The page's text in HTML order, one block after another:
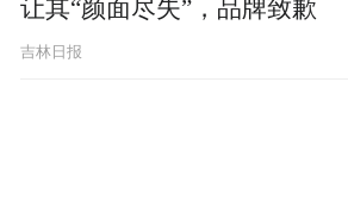
让其“颜面尽失”，品牌致歉
吉林日报